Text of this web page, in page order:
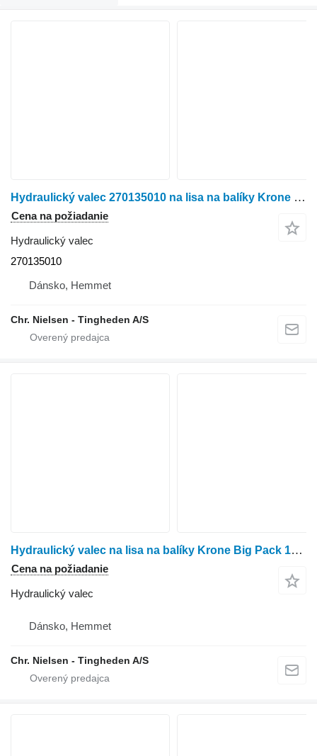
Hydraulický valec 270135010 na lisa na balíky Krone Big Pack 1290
Cena na požiadanie
Hydraulický valec
270135010
Dánsko, Hemmet
Chr. Nielsen - Tingheden A/S
Hydraulický valec na lisa na balíky Krone Big Pack 1290
Cena na požiadanie
Hydraulický valec
Dánsko, Hemmet
Chr. Nielsen - Tingheden A/S